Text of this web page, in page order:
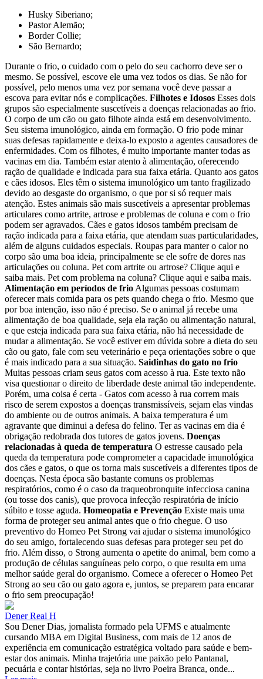
Husky Siberiano;
Pastor Alemão;
Border Collie;
São Bernardo;
Durante o frio, o cuidado com o pelo do seu cachorro deve ser o
mesmo. Se possível, escove ele uma vez todos os dias. Se não for
possível, pelo menos uma vez por semana você deve passar a
escova para evitar nós e complicações. Filhotes e Idosos Esses dois
grupos são especialmente suscetíveis a doenças relacionadas ao frio.
O corpo de um cão ou gato filhote ainda está em desenvolvimento.
Seu sistema imunológico, ainda em formação. O frio pode minar
suas defesas rapidamente e deixa-lo exposto a agentes causadores de
enfermidades. Com os filhotes, é muito importante manter todas as
vacinas em dia. Também estar atento à alimentação, oferecendo
ração de qualidade e indicada para sua faixa etária. Quanto aos gatos
e cães idosos. Eles têm o sistema imunológico um tanto fragilizado
devido ao desgaste do organismo, o que por si só requer mais
atenção. Estes animais são mais suscetíveis a apresentar problemas
articulares como artrite, artrose e problemas de coluna e com o frio
podem ser agravados. Cães e gatos idosos também precisam de
ração indicada para a faixa etária, que atendam suas particularidades,
além de alguns cuidados especiais. Roupas para manter o calor no
corpo são uma boa ideia, principalmente se ele sofre de dores nas
articulações ou coluna. Pet com artrite ou artrose? Clique aqui e
saiba mais. Pet com problema na coluna? Clique aqui e saiba mais.
Alimentação em períodos de frio Algumas pessoas costumam
oferecer mais comida para os pets quando chega o frio. Mesmo que
por boa intenção, isso não é preciso. Se o animal já recebe uma
alimentação de boa qualidade, seja ela ração ou alimentação natural,
e que esteja indicada para sua faixa etária, não há necessidade de
mudar a alimentação. Se você estiver em dúvida sobre a dieta do seu
cão ou gato, fale com seu veterinário e peça orientações sobre o que
é mais indicado para a sua situação. Saidinhas do gato no frio
Muitas pessoas criam seus gatos com acesso à rua. Este texto não
visa questionar o direito de liberdade deste animal tão independente.
Porém, uma coisa é certa - Gatos com acesso à rua correm mais
risco de serem expostos a doenças transmissíveis, sejam elas vindas
do ambiente ou de outros animais. A baixa temperatura é um
agravante que diminui a defesa do felino. Ter as vacinas em dia é
obrigação redobrada dos tutores de gatos jovens. Doenças
relacionadas à queda de temperatura O estresse causado pela
queda da temperatura pode comprometer a capacidade imunológica
dos cães e gatos, o que os torna mais suscetíveis a diferentes tipos de
doenças. Nesta época são bastante comuns os problemas
respiratórios, como é o caso da traqueobronquite infecciosa canina
(ou tosse dos canis), que provoca infecção respiratória de início
súbito e tosse aguda. Homeopatia e Prevenção Existe mais uma
forma de proteger seu animal antes que o frio chegue. O uso
preventivo do Homeo Pet Strong vai ajudar o sistema imunológico
do seu amigo, fortalecendo suas defesas para proteger seu pet do
frio. Além disso, o Strong aumenta o apetite do animal, bem como a
produção de células sanguíneas pelo corpo, o que resulta em uma
melhor saúde geral do organismo. Comece a oferecer o Homeo Pet
Strong ao seu cão ou gato agora e, juntos, se preparem para encarar
o frio sem preocupação!
Dener Real H
Sou Dener Dias, jornalista formado pela UFMS e atualmente
cursando MBA em Digital Business, com mais de 12 anos de
experiência em comunicação estratégica voltado para saúde e bem-
estar dos animais. Minha trajetória une paixão pelo Pantanal,
pecuária e contar histórias, seja no livro Poeira Branca, onde...